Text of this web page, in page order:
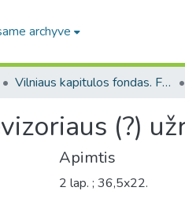
archyve
Vilniaus kapitulos fondas. F43
(?)
Apimtis
2 lap. ; 36,5x22.